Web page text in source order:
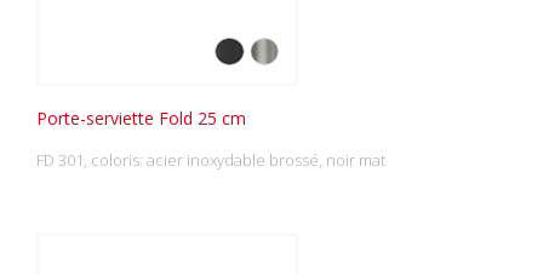
Porte-serviette Fold 25 cm
FD 301, coloris: acier inoxydable brossé, noir mat